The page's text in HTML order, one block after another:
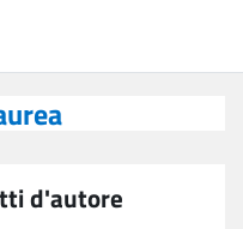
d'autore